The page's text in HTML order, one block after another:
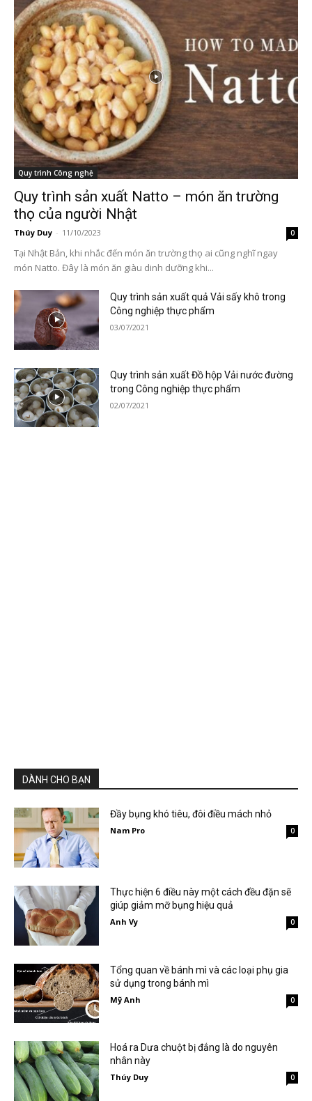
Quy trình Công nghệ
Quy trình sản xuất Natto – món ăn trường
thọ của người Nhật
Thúy Duy - 11/10/2023 0
Tại Nhật Bản, khi nhắc đến món ăn trường thọ ai cũng nghĩ ngay
món Natto. Đây là món ăn giàu dinh dưỡng khi...
Quy trình sản xuất quả Vải sấy khô trong
Công nghiệp thực phẩm
03/07/2021
Quy trình sản xuất Đồ hộp Vải nước đường
trong Công nghiệp thực phẩm
02/07/2021
DÀNH CHO BẠN
Đầy bụng khó tiêu, đôi điều mách nhỏ
Nam Pro 0
Thực hiện 6 điều này một cách đều đặn sẽ
giúp giảm mỡ bụng hiệu quả
Anh Vy 0
Tổng quan về bánh mì và các loại phụ gia
sử dụng trong bánh mì
Mỹ Anh 0
Hoá ra Dưa chuột bị đắng là do nguyên
nhân này
Thúy Duy 0